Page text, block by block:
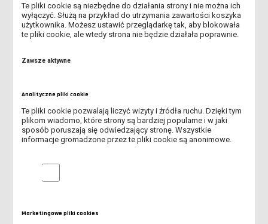
ADRESY MAILOWE
DYŻURY NAUCZYCIELI AKADEMICKICH
Z KIM ZAŁATWIĆ SPRAWĘ?
II rok Pedagogika studia II
stopniamgr_pedag_2024@wp.pl
Borowski-krzysztof.borowski@ansleszno.pl
Te pliki cookie są niezbędne do działania strony i nie można ich
wyłączyć. Służą na przykład do utrzymania zawartości koszyka
użytkownika. Możesz ustawić przeglądarkę tak, aby blokowała
te pliki cookie, ale wtedy strona nie będzie działała poprawnie.
Zawsze aktywne
Analityczne pliki cookie
Te pliki cookie pozwalają liczyć wizyty i źródła ruchu. Dzięki tym
plikom wiadomo, które strony są bardziej popularne i w jaki
sposób poruszają się odwiedzający stronę. Wszystkie
informacje gromadzone przez te pliki cookie są anonimowe.
Analityczne pliki cookie
Marketingowe pliki cookies